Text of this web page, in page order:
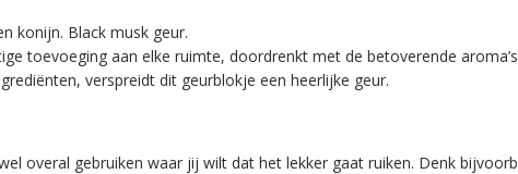
konijn. Black musk geur.
toevoeging aan elke ruimte, doordrenkt met de betoverende
verspreidt dit geurblokje een heerlijke geur.
overal gebruiken waar jij wilt dat het lekker gaat ruiken. Denk